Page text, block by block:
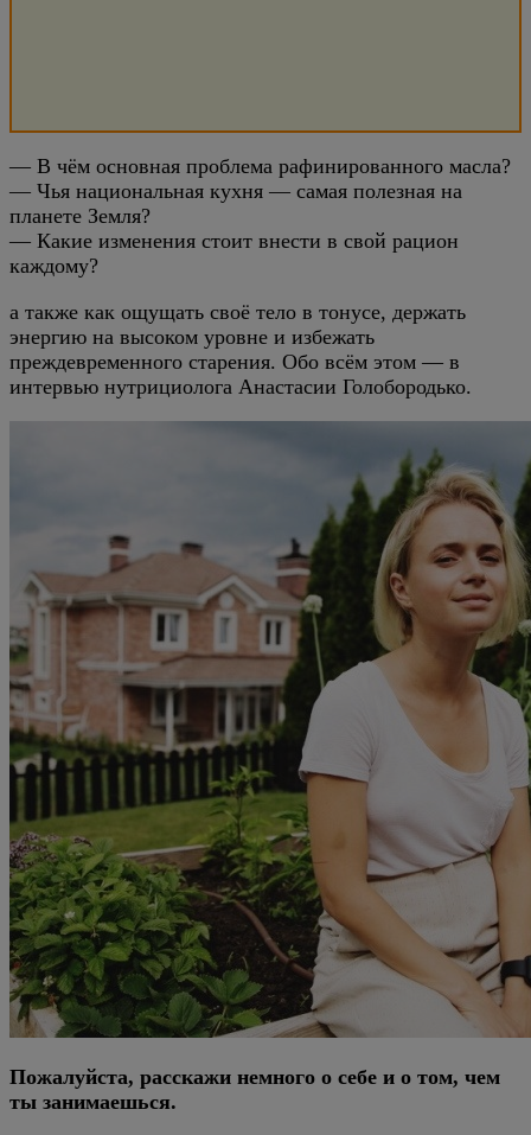
— В чём основная проблема рафинированного масла?
— Чья национальная кухня — самая полезная на
планете Земля?
— Какие изменения стоит внести в свой рацион
каждому?
а также как ощущать своё тело в тонусе, держать
энергию на высоком уровне и избежать
преждевременного старения. Обо всём этом — в
интервью нутрициолога Анастасии Голобородько.
Пожалуйста, расскажи немного о себе и о том, чем
ты занимаешься.